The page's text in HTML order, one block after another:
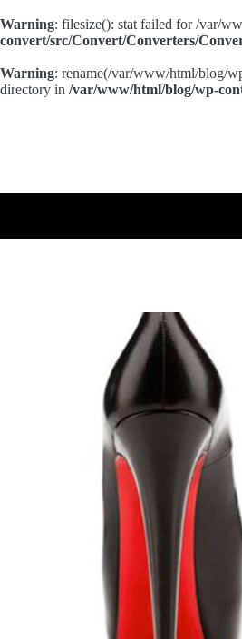
Warning: filesize(): stat failed for /var/
convert/src/Convert/Converters/
Warning: rename(/var/www/html/blog/
directory in /var/www/html/blog/wp-